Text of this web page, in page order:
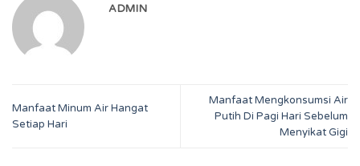
ADMIN
Manfaat Minum Air Hangat
Setiap Hari
Manfaat Mengkonsumsi Air
Putih Di Pagi Hari Sebelum
Menyikat Gigi